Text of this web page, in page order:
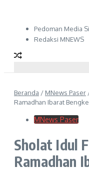
Pedoman Media
Redaksi MNEWS
Beranda / MNews Paser
Ramadhan Ibarat
MNews Paser
Sholat Idul
Ramadhan